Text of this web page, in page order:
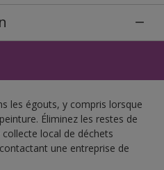
les égouts, y compris lorsque
Éliminez les restes de
local de déchets
une entreprise de